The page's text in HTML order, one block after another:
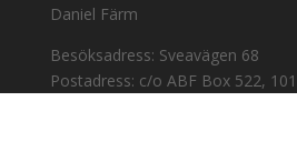
Daniel Färm
Besöksadress: Sveavägen 68
Postadress: c/o ABF Box 522,